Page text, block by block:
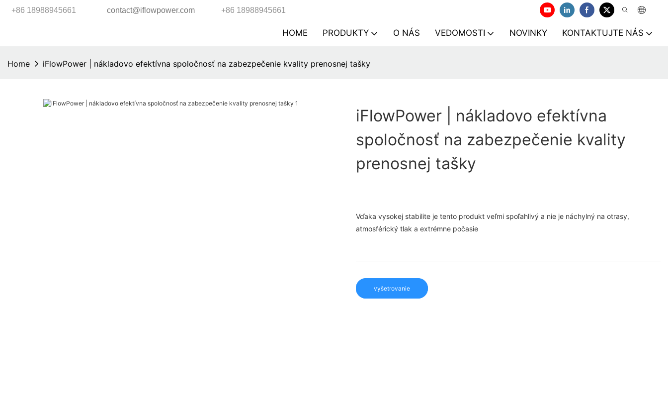
+86 18988945661 contact@iflowpower.com +86 18988945661
HOME PRODUKTY O NÁS VEDOMOSTI NOVINKY KONTAKTUJTE NÁS
Home iFlowPower | nákladovo efektívna spoločnosť na zabezpečenie kvality prenosnej tašky
iFlowPower | nákladovo efektívna
spoločnosť na zabezpečenie kvality
prenosnej tašky
Vďaka vysokej stabilite je tento produkt veľmi spoľahlivý a nie je náchylný na otrasy,
atmosférický tlak a extrémne počasie
vyšetrovanie